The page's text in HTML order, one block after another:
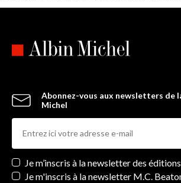
Abonnez-vous aux newsletters de
Michel
Newsletters
Je m’inscris à la newsletter des
Je m'inscris à la newsletter M.C.